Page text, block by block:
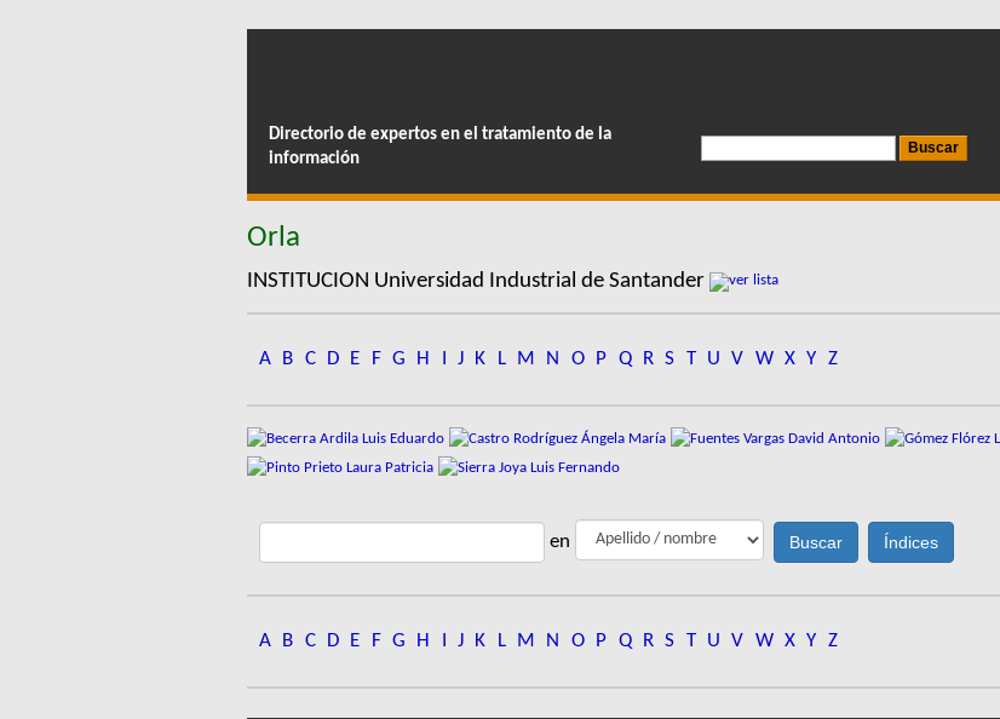
Directorio de expertos en el tratamiento de la
información
Orla
INSTITUCION Universidad Industrial de Santander
A B C D E F G H J K L M N O P Q R S T U V W X Y Z
en
A B C D E F G H J K L M N O P Q R S T U V W X Y Z